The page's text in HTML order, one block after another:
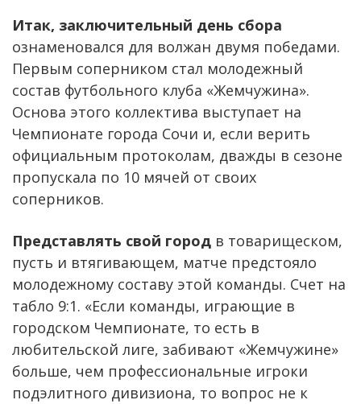
Итак, заключительный день сбора
ознаменовался для волжан двумя победами.
Первым соперником стал молодежный
состав футбольного клуба «Жемчужина».
Основа этого коллектива выступает на
Чемпионате города Сочи и, если верить
официальным протоколам, дважды в сезоне
пропускала по 10 мячей от своих
соперников.
Представлять свой город в товарищеском,
пусть и втягивающем, матче предстояло
молодежному составу этой команды. Счет на
табло 9:1. «Если команды, играющие в
городском Чемпионате, то есть в
любительской лиге, забивают «Жемчужине»
больше, чем профессиональные игроки
подэлитного дивизиона, то вопрос не к